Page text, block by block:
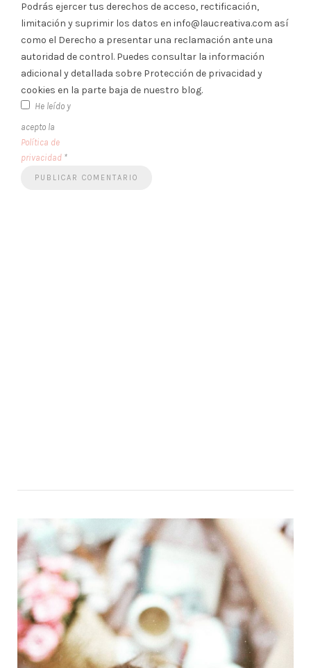
Podrás ejercer tus derechos de acceso, rectificación,
limitación y suprimir los datos en info@laucreativa.com así
como el Derecho a presentar una reclamación ante una
autoridad de control. Puedes consultar la información
adicional y detallada sobre Protección de privacidad y
cookies en la parte baja de nuestro blog.
He leído y
acepto la
Política de
privacidad *